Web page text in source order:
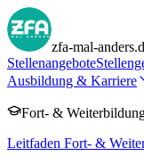
zfa-mal-
Stellenangebote
Ausbildung & Karriere
Fort- &
Leitfaden Fort- &